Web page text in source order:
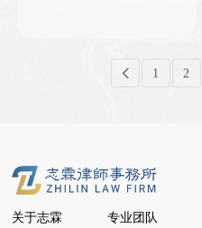
1 2
关于志霖 专业团队